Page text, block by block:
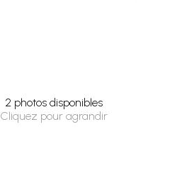
2 photos disponibles
Cliquez pour agrandir